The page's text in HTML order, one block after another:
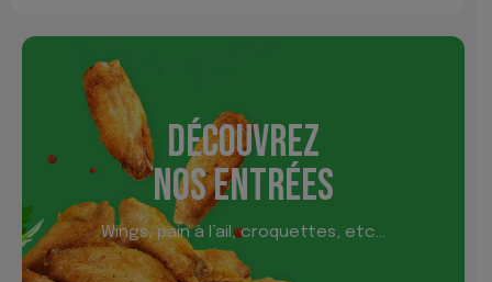
DÉCOUVREZ
NOS ENTRÉES
Wings, pain à l’ail, croquettes, etc…